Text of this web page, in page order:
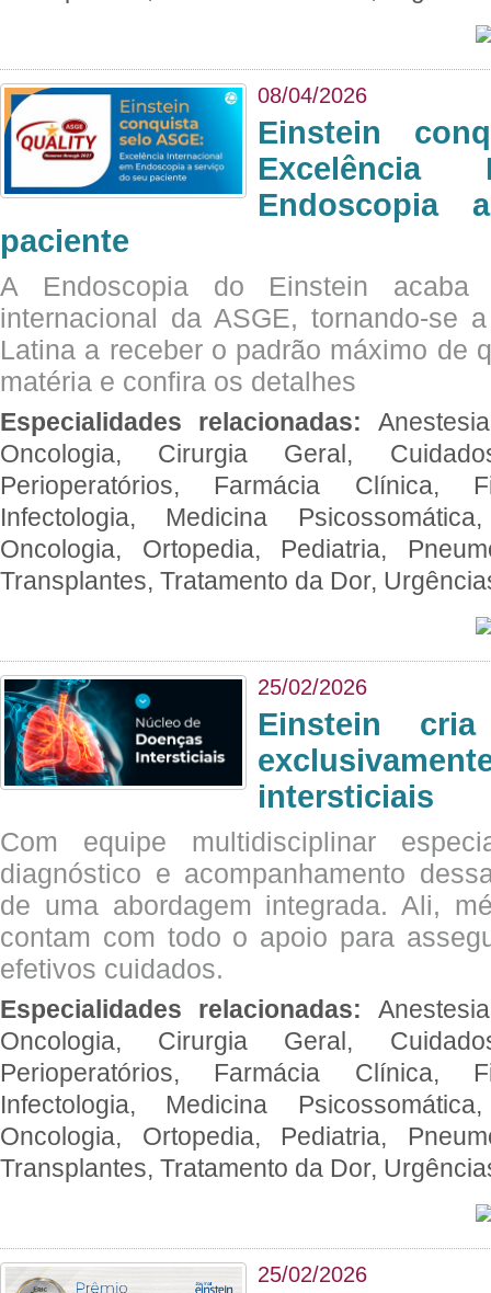
08/04/2026
Einstein
Excelência
Endoscopia
paciente
A Endoscopia do Einstein
internacional da ASGE, tornando-se
Latina a receber o padrão máximo de
matéria e confira os detalhes
Especialidades relacionadas:
Oncologia, Cirurgia Geral,
Perioperatórios, Farmácia Clínica,
Infectologia, Medicina
Oncologia, Ortopedia, Pediatria,
Transplantes, Tratamento da Dor,
25/02/2026
Einstein
intersticiais
Com equipe multidisciplinar
diagnóstico e acompanhamento
de uma abordagem integrada. Ali,
contam com todo o apoio para
efetivos cuidados.
Especialidades relacionadas:
Oncologia, Cirurgia Geral,
Perioperatórios, Farmácia Clínica,
Infectologia, Medicina
Oncologia, Ortopedia, Pediatria,
Transplantes, Tratamento da Dor,
25/02/2026